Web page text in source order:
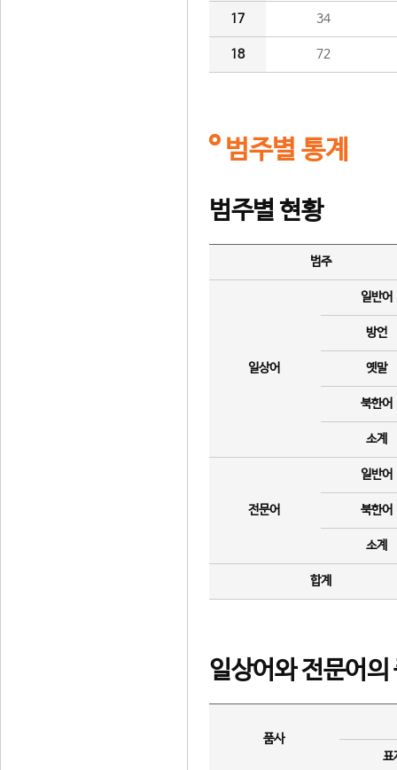
17 34
18 72
범주별 통계
범주별 현황
범주
일상어
일반어
방언
옛말
북한어
소계
전문어
일반어
북한어
소계
합계
일상어와 전문어의
품사
표